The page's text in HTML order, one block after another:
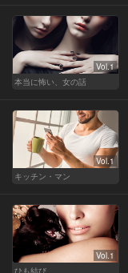
Vol.1
本当に怖い、女の話
Vol.1
キッチン・マン
Vol.1
ひも結び